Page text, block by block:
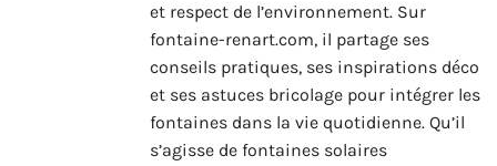
et respect de l’environnement. Sur
fontaine-renart.com, il partage ses
conseils pratiques, ses inspirations déco
et ses astuces bricolage pour intégrer les
fontaines dans la vie quotidienne. Qu’il
s’agisse de fontaines solaires